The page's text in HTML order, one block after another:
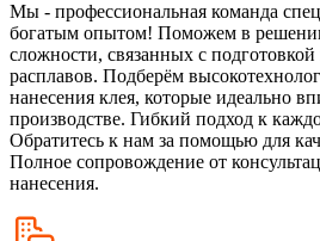
Мы - профессиональная команда
богатым опытом! Поможем в
сложности, связанных с
расплавов. Подберём
нанесения клея, которые идеально
производстве. Гибкий подход к
Обратитесь к нам за помощью для
Полное сопровождение от
нанесения.